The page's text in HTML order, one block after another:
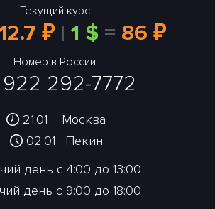
Текущий курс:
₽| 1 $ = 86 ₽
Номер в России:
922 292-7772
21:01
Москва
02:01
Пекин
день с 4:00 до 13:00
день с 9:00 до 18:00